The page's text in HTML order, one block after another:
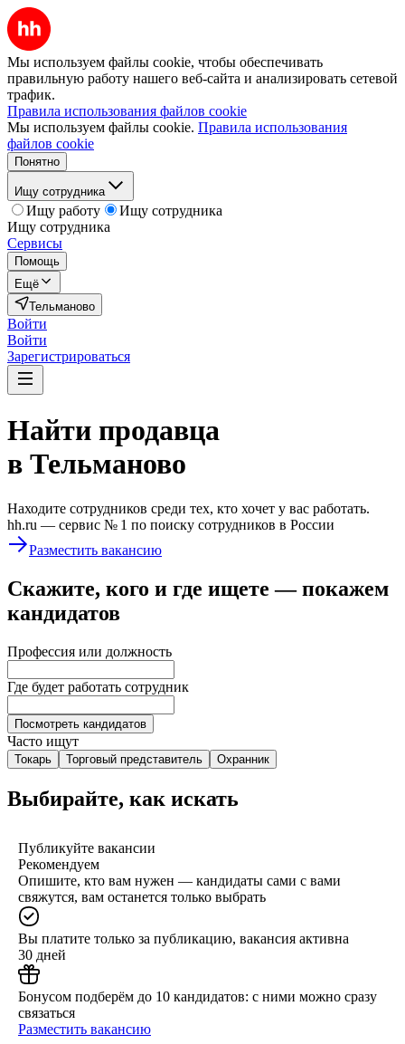
Мы используем файлы cookie, чтобы обеспечивать
правильную работу нашего веб-сайта и анализировать сетевой
трафик.
Правила использования файлов cookie
Мы используем файлы cookie. Правила использования
файлов cookie
Понятно
Ищу сотрудника
Ищу работу
Ищу сотрудника
Ищу сотрудника
Сервисы
Помощь
Ещё
Тельманово
Войти
Войти
Зарегистрироваться
Найти продавца
в Тельманово
Находите сотрудников среди тех, кто хочет у вас работать.
hh.ru — сервис № 1 по поиску сотрудников в России
Разместить вакансию
Скажите, кого и где ищете — покажем
кандидатов
Профессия или должность
Где будет работать сотрудник
Посмотреть кандидатов
Часто ищут
Токарь Торговый представитель Охранник
Выбирайте, как искать
Публикуйте вакансии
Рекомендуем
Опишите, кто вам нужен — кандидаты сами с вами
свяжутся, вам останется только выбрать
Вы платите только за публикацию, вакансия активна
30 дней
Бонусом подберём до 10 кандидатов: с ними можно сразу
связаться
Разместить вакансию